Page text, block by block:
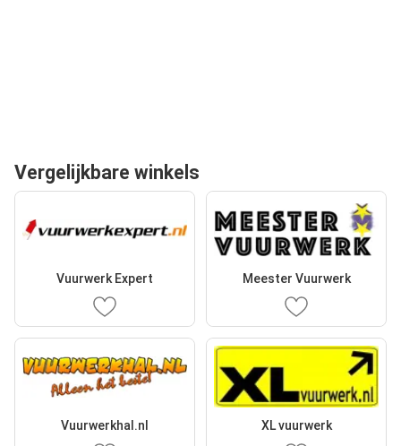
Vergelijkbare winkels
Vuurwerk Expert Meester Vuurwerk
Vuurwerkhal.nl XL vuurwerk